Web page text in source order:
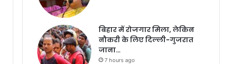
बिहार में रोजगार मिला, लेकिन
नौकरी के लिए दिल्ली-गुजरात
जाना…
7 hours ago